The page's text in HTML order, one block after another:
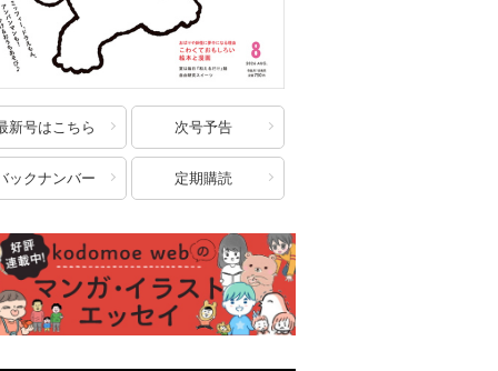
新号はこちら 次号予告
ックナンバー 定期購読